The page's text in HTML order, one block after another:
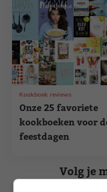
Onze 25 favoriete
kookboeken voor
feestdagen
Kookboek reviews
Volg je